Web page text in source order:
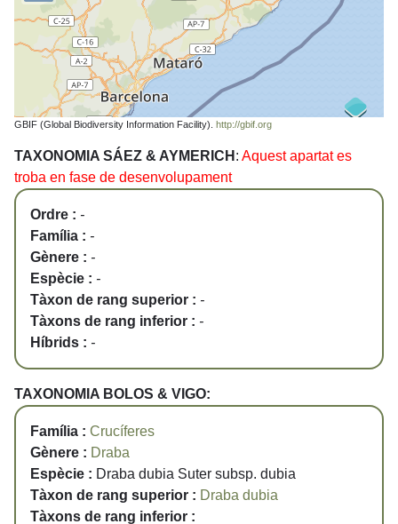
GBIF (Global Biodiversity Information Facility). http://gbif.org
TAXONOMIA SÁEZ & AYMERICH : Aquest apartat es
troba en fase de desenvolupament
Ordre : -
Família : -
Gènere : -
Espècie : -
Tàxon de rang superior : -
Tàxons de rang inferior : -
Híbrids : -
TAXONOMIA BOLOS & VIGO:
Família : Crucíferes
Gènere : Draba
Espècie : Draba dubia Suter subsp. dubia
Tàxon de rang superior : Draba dubia
Tàxons de rang inferior :